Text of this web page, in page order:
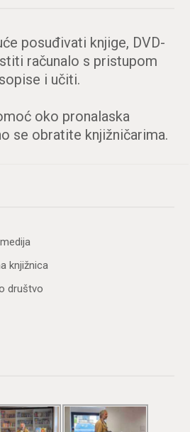
posuđivati knjige, DVD-
računalo s pristupom
i učiti.
oko pronalaska
se obratite knjižničarima.
knjižnica
društvo